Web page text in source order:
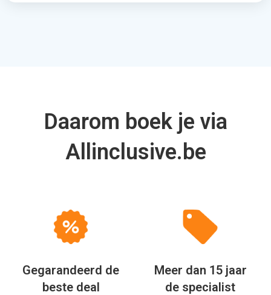
Daarom boek je via
Allinclusive.be
Gegarandeerd de
beste deal
Meer dan 15 jaar
de specialist